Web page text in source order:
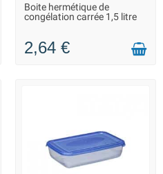
EN STOCK DANS 20 JOURS -
VOUS POUVEZ COMMANDER
Boite hermétique de
congélation carrée 1,5 litre
2,64 €